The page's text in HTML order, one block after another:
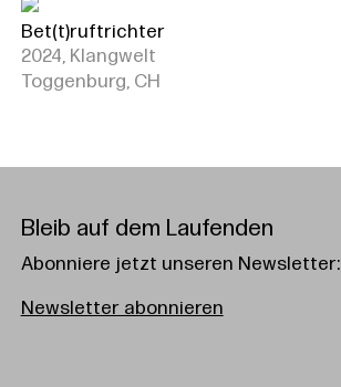
Bet(t)ruftrichter
2024, Klangwelt
Toggenburg, CH
Bleib auf dem Laufenden
Abonniere jetzt unseren Newsletter:
Newsletter abonnieren